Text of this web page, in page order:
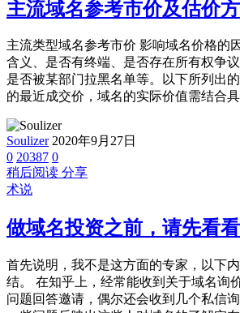
主流域名参考市价及估价
主流类型域名参考市价 影响域名价格的
含义、是否有终端、是否存在所有权争
是否被某部门拉黑名单等。以下所列出
的最近成交价，域名的实际价值需结合
Soulizer 2020年9月27日
0 20387 0
稍后阅读 分享
术说
做域名投资之前，请先看
首先说明，我不是这方面的专家，以下
结。 在知乎上，经常能收到关于域名询
问题回答邀请，偶尔还会收到几个私信